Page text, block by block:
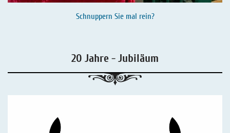
Schnuppern Sie mal rein?
20 Jahre - Jubiläum